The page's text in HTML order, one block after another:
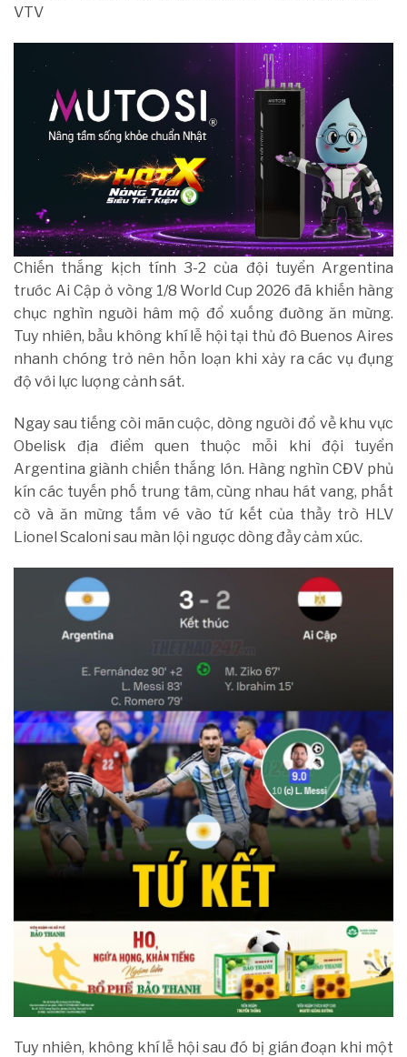
VTV
Chiến thắng kịch tính 3-2 của đội tuyển Argentina
trước Ai Cập ở vòng 1/8 World Cup 2026 đã khiến hàng
chục nghìn người hâm mộ đổ xuống đường ăn mừng.
Tuy nhiên, bầu không khí lễ hội tại thủ đô Buenos Aires
nhanh chóng trở nên hỗn loạn khi xảy ra các vụ đụng
độ với lực lượng cảnh sát.
Ngay sau tiếng còi mãn cuộc, dòng người đổ về khu vực
Obelisk địa điểm quen thuộc mỗi khi đội tuyển
Argentina giành chiến thắng lớn. Hàng nghìn CĐV phủ
kín các tuyến phố trung tâm, cùng nhau hát vang, phất
cờ và ăn mừng tấm vé vào tứ kết của thầy trò HLV
Lionel Scaloni sau màn lội ngược dòng đầy cảm xúc.
Tuy nhiên, không khí lễ hội sau đó bị gián đoạn khi một